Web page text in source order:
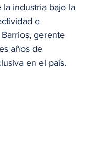
industria bajo la
e
gerente
años de
en el país.